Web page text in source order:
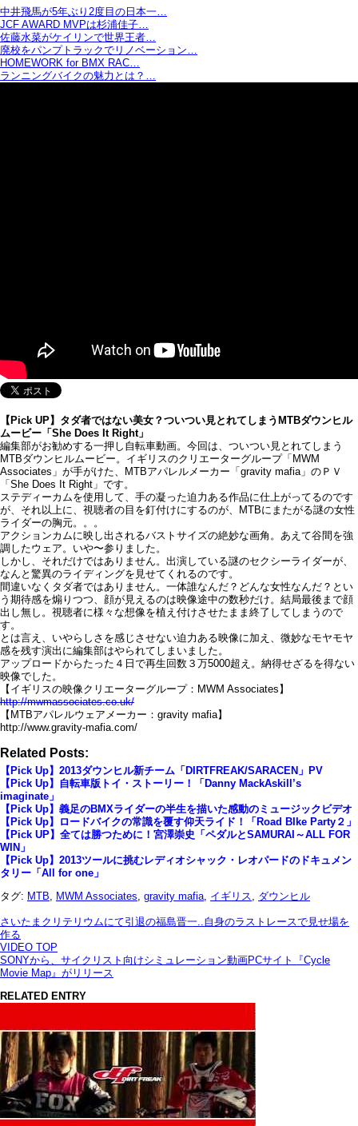
中井飛馬が5年ぶり2度目の日本一…
JCF AWARD MVPは杉浦佳子…
佐藤水菜がケイリンで世界王者…
廃校をパンプトラックでリノベーション…
HOMEWORK for BMX RAC…
ランニングバイクの魅力とは？…
【Pick UP】タダ者ではない美女？ついつい見とれてしまうMTBダウンヒル
ムービー「She Does It Right」
編集部がお勧めする一押し自転車動画。今回は、ついつい見とれてしまう
MTBダウンヒルムービー。イギリスのクリエーターグループ「MWM
Associates」が手がけた、MTBアパレルメーカー「gravity mafia」のＰＶ
「She Does It Right」です。
ステディーカムを使用して、手の凝った迫力ある作品に仕上がってるのです
が、それ以上に、視聴者の目を釘付けにするのが、MTBにまたがる謎の女性
ライダーの胸元。。。
アクションカムに映し出されるバストサイズの絶妙な画角。あえて谷間を強
調したウェア。いや〜参りました。
しかし、それだけではありません。出演している謎のセクシーライダーが、
なんと驚異のライディングを見せてくれるのです。
間違いなくタダ者ではありません。一体誰なんだ？どんな女性なんだ？とい
う期待感を煽りつつ、顔が見えるのは映像途中の数秒だけ。結局最後まで顔
出し無し。視聴者に様々な想像を植え付けさせたまま終了してしまうので
す。
とは言え、いやらしさを感じさせない迫力ある映像に加え、微妙なモヤモヤ
感を残す演出に編集部はやられてしまいました。
アップロードからたった４日で再生回数３万5000超え。納得せざるを得ない
映像でした。
【イギリスの映像クリエーターグループ：MWM Associates】
http://mwmassociates.co.uk/
【MTBアパレルウェアメーカー：gravity mafia】
http://www.gravity-mafia.com/
Related Posts:
【Pick Up】2013ダウンヒル新チーム「DIRTFREAK/SARACEN」PV
【Pick Up】自転車版トイ・ストーリー！「Danny MackAskill’s
imaginate」
【Pick Up】義足のBMXライダーの半生を描いた感動のミュージックビデオ
【Pick Up】ロードバイクの常識を覆す仰天ライド！「Road BIke Party２」
【Pick UP】全ては勝つために！宮澤崇史「ペダルとSAMURAI～ALL FOR
WIN」
【Pick Up】2013ツールに挑むレディオシャック・レオパードのドキュメン
タリー「All for one」
タグ: MTB, MWM Associates, gravity mafia, イギリス, ダウンヒル
さいたまクリテリウムにて引退の福島晋一..自身のラストレースで見せ場を
作る
VIDEO TOP
SONYから、サイクリスト向けシミュレーション動画PCサイト『Cycle
Movie Map』がリリース
RELATED ENTRY